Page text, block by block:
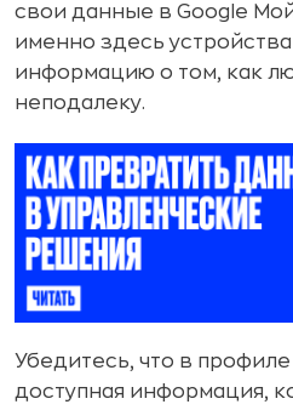
свои данные в Google
именно здесь
информацию о том, как
неподалеку.
Убедитесь, что в
доступная информация,